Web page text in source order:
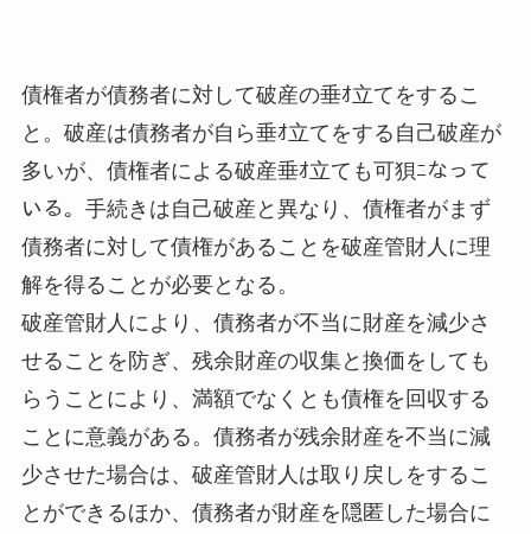
債権者が債務者に対して破産の垂ｵ立てをするこ
と。破産は債務者が自ら垂ｵ立てをする自己破産が
多いが、債権者による破産垂ｵ立ても可狽ﾆなって
いる。手続きは自己破産と異なり、債権者がまず
債務者に対して債権があることを破産管財人に理
解を得ることが必要となる。
破産管財人により、債務者が不当に財産を減少さ
せることを防ぎ、残余財産の収集と換価をしても
らうことにより、満額でなくとも債権を回収する
ことに意義がある。債務者が残余財産を不当に減
少させた場合は、破産管財人は取り戻しをするこ
とができるほか、債務者が財産を隠匿した場合に